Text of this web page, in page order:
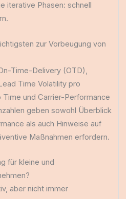
iterative Phasen: schnell
zur Vorbeugung von
Time-Delivery (OTD),
Time Volatility pro
und Carrier-Performance
geben sowohl Überblick
als auch Hinweise auf
Maßnahmen erfordern.
für kleine und
aber nicht immer